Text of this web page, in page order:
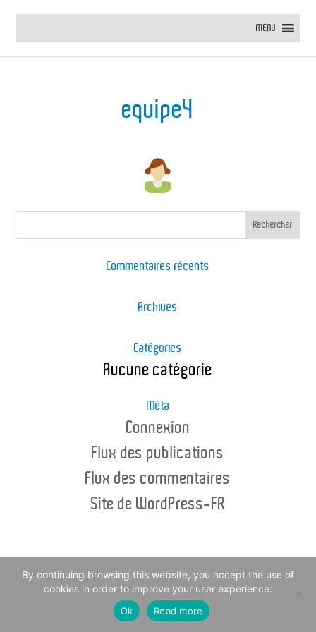
MENU
equipe4
Commentaires récents
Archives
Catégories
Aucune catégorie
Méta
Connexion
Flux des publications
Flux des commentaires
Site de WordPress-FR
By continuing browsing this website, you accept the use of
cookies in order to improve your user experience:
Ok Read more